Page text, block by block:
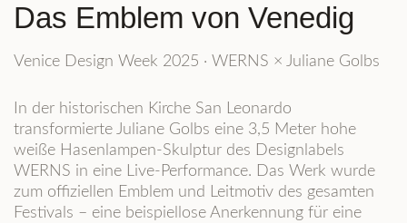
Das Emblem von Venedig
Venice Design Week 2025 · WERNS × Juliane Golbs
In der historischen Kirche San Leonardo
transformierte Juliane Golbs eine 3,5 Meter hohe
weiße Hasenlampen-Skulptur des Designlabels
WERNS in eine Live-Performance. Das Werk wurde
zum offiziellen Emblem und Leitmotiv des gesamten
Festivals – eine beispiellose Anerkennung für eine